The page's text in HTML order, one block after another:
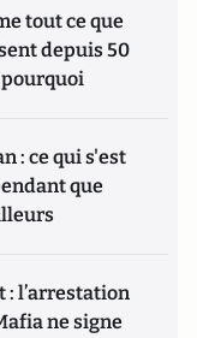
tout ce que
depuis 50
pourquoi
: ce qui s'est
que
: l’arrestation
ne signe